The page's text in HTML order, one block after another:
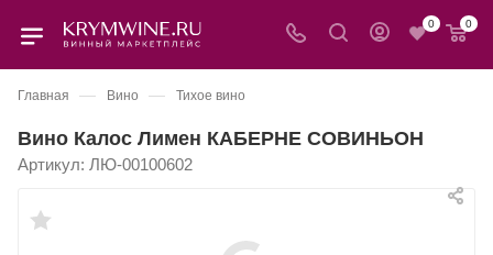
0 0
Главная — Вино — Тихое вино
Вино Калос Лимен КАБЕРНЕ СОВИНЬОН
Артикул: ЛЮ-00100602